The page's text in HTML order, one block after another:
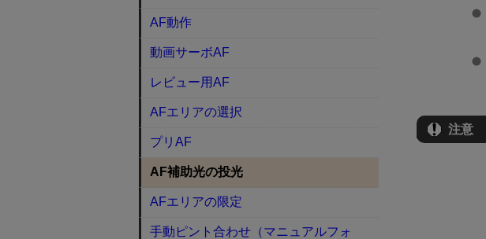
注意
AF動作
動画サーボAF
レビュー用AF
AFエリアの選択
プリAF
AF補助光の投光
AFエリアの限定
手動ピント合わせ（マニュアルフォ